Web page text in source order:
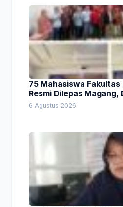
75 Mahasiswa Fakultas
Resmi Dilepas Magang,
Empat Pesan Penting
6 Agustus 2026